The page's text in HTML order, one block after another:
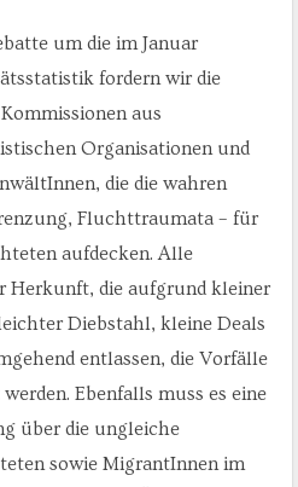
um die im Januar
fordern wir die
aus
Organisationen und
die die wahren
Fluchttraumata – für
aufdecken. Alle
Herkunft, die aufgrund kleiner
Diebstahl, kleine Deals
entlassen, die Vorfälle
Ebenfalls muss es eine
über die ungleiche
sowie MigrantInnen im